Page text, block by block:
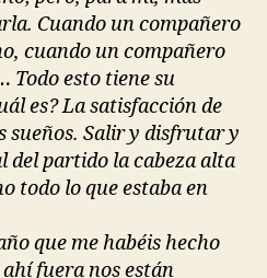
Cuando un compañero
cuando un compañero
Todo esto tiene su
es? La satisfacción de
sueños. Salir y disfrutar y
del partido la cabeza alta
todo lo que estaba en
que me habéis hecho
ahí fuera nos están